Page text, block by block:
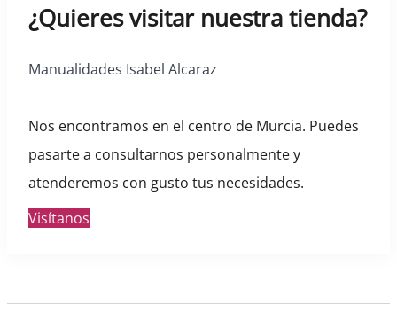
¿Quieres visitar nuestra tienda?
Manualidades Isabel Alcaraz
Nos encontramos en el centro de Murcia. Puedes
pasarte a consultarnos personalmente y
atenderemos con gusto tus necesidades.
Visítanos